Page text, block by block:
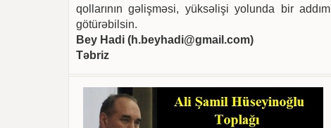
qollarının gəlişməsi, yüksəlişi yolunda bir addım
götürəbilsin.
Bey Hadi (h.beyhadi@gmail.com)
Təbriz